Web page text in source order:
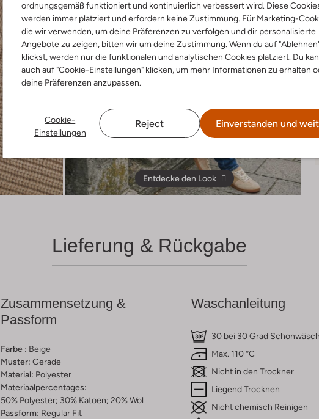
ordnungsgemäß funktioniert und kontinuierlich verbessert wird. Diese
werden immer platziert und erfordern keine Zustimmung. Für Marketing-
die wir verwenden, um deine Präferenzen zu verfolgen und dir personalisierte
Angebote zu zeigen, bitten wir um deine Zustimmung. Wenn du auf
klickst, werden nur die funktionalen und analytischen Cookies platziert. Du
auch auf "Cookie-Einstellungen" klicken, um mehr Informationen zu erhalten
deine Präferenzen anzupassen.
Cookie-
Einstellungen
Reject Einverstanden und
Entdecke den Look
Lieferung & Rückgabe
Zusammensetzung &
Passform
Farbe : Beige
Muster: Gerade
Material: Polyester
Materiaalpercentages:
50% Polyester; 30% Katoen; 20% Wol
Passform: Regular Fit
Waschanleitung
30 bei 30 Grad
Max. 110 °C
Nicht in den Trockner
Liegend Trocknen
Nicht chemisch Reinigen